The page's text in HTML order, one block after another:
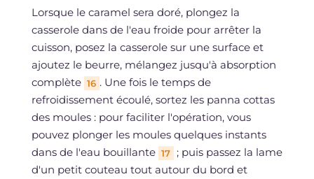
Lorsque le caramel sera doré, plongez la
casserole dans de l'eau froide pour arrêter la
cuisson, posez la casserole sur une surface et
ajoutez le beurre, mélangez jusqu'à absorption
complète 16 . Une fois le temps de
refroidissement écoulé, sortez les panna cottas
des moules : pour faciliter l'opération, vous
pouvez plonger les moules quelques instants
dans de l'eau bouillante 17
; puis passez la lame
d'un petit couteau tout autour du bord et